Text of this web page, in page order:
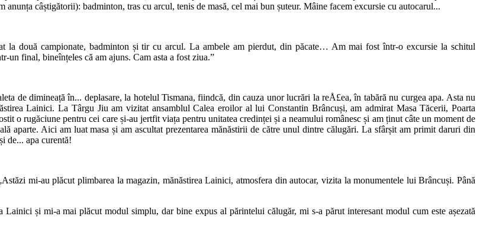
câștigătorii): badminton, tras cu arcul, tenis de masă, cel mai bun șuteur. Mâine facem excursie cu autocarul...
la două campionate, badminton și tir cu arcul. La ambele am pierdut, din păcate… Am mai fost într-o excursie la schitul
un final, bineînțeles că am ajuns. Cam asta a fost ziua.”
de dimineață în... deplasare, la hotelul Tismana, fiindcă, din cauza unor lucrări la reÅ£ea, în tabără nu curgea apa. Asta nu
Lainici. La Târgu Jiu am vizitat ansamblul Calea eroilor al lui Constantin Brâncuși, am admirat Masa Tăcerii, Poarta
o rugăciune pentru cei care și-au jertfit viața pentru unitatea credinței și a neamului românesc și am ținut câte un moment de
aparte. Aici am luat masa și am ascultat prezentarea mănăstirii de către unul dintre călugări. La sfârșit am primit daruri din
de... apa curentă!
mi-au plăcut plimbarea la magazin, mănăstirea Lainici, atmosfera din autocar, vizita la monumentele lui Brâncuși. Până
și mi-a mai plăcut modul simplu, dar bine expus al părintelui călugăr, mi s-a părut interesant modul cum este așezată